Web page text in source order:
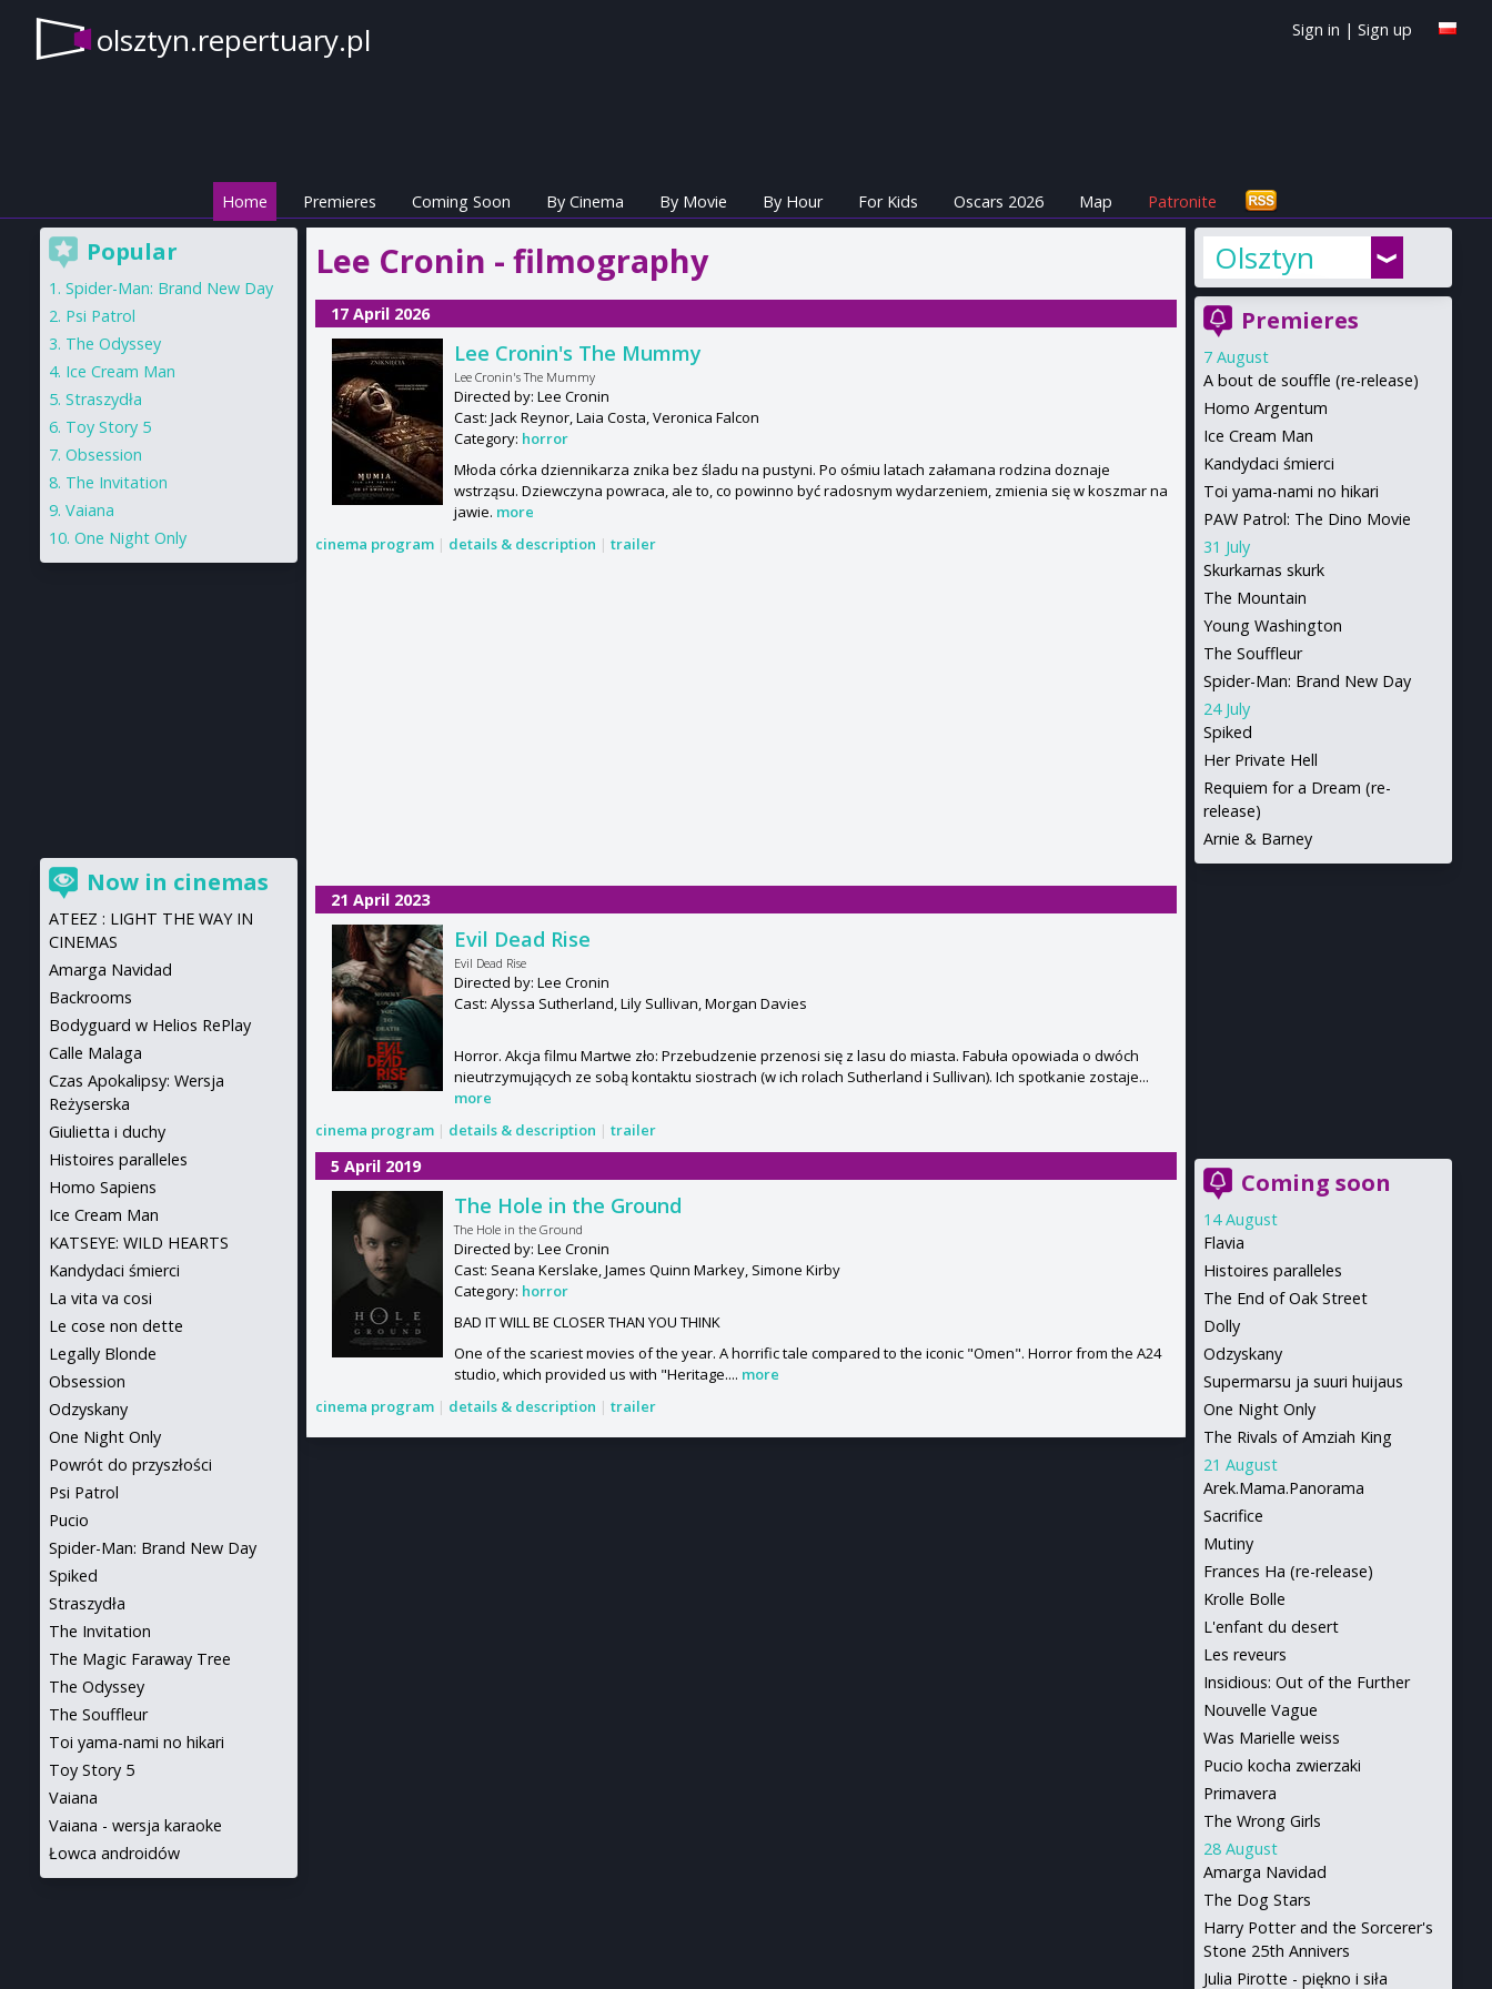
olsztyn.repertuary.pl Sign in | Sign up
Home Premieres Coming Soon By Cinema By Movie By Hour For Kids Oscars 2026 Map Patronite
Lee Cronin - filmography
17 April 2026
Lee Cronin's The Mummy
Lee Cronin's The Mummy
Directed by: Lee Cronin
Cast: Jack Reynor, Laia Costa, Veronica Falcon
Category: horror
Młoda córka dziennikarza znika bez śladu na pustyni. Po ośmiu latach załamana rodzina doznaje
wstrząsu. Dziewczyna powraca, ale to, co powinno być radosnym wydarzeniem, zmienia się w koszmar na
jawie. more
cinema program | details & description | trailer
21 April 2023
Evil Dead Rise
Evil Dead Rise
Directed by: Lee Cronin
Cast: Alyssa Sutherland, Lily Sullivan, Morgan Davies
Horror. Akcja filmu Martwe zło: Przebudzenie przenosi się z lasu do miasta. Fabuła opowiada o dwóch
nieutrzymujących ze sobą kontaktu siostrach (w ich rolach Sutherland i Sullivan). Ich spotkanie zostaje...
more
cinema program | details & description | trailer
5 April 2019
The Hole in the Ground
The Hole in the Ground
Directed by: Lee Cronin
Cast: Seana Kerslake, James Quinn Markey, Simone Kirby
Category: horror
BAD IT WILL BE CLOSER THAN YOU THINK
One of the scariest movies of the year. A horrific tale compared to the iconic "Omen". Horror from the A24
studio, which provided us with "Heritage.... more
cinema program | details & description | trailer
Olsztyn
Premieres
7 August
A bout de souffle (re-release)
Homo Argentum
Ice Cream Man
Kandydaci śmierci
Toi yama-nami no hikari
PAW Patrol: The Dino Movie
31 July
Skurkarnas skurk
The Mountain
Young Washington
The Souffleur
Spider-Man: Brand New Day
24 July
Spiked
Her Private Hell
Requiem for a Dream (re-
release)
Arnie & Barney
Coming soon
14 August
Flavia
Histoires paralleles
The End of Oak Street
Dolly
Odzyskany
Supermarsu ja suuri huijaus
One Night Only
The Rivals of Amziah King
21 August
Arek.Mama.Panorama
Sacrifice
Mutiny
Frances Ha (re-release)
Krolle Bolle
L'enfant du desert
Les reveurs
Insidious: Out of the Further
Nouvelle Vague
Was Marielle weiss
Pucio kocha zwierzaki
Primavera
The Wrong Girls
28 August
Amarga Navidad
The Dog Stars
Harry Potter and the Sorcerer's
Stone 25th Annivers
Julia Pirotte - piękno i siła
Popular
Spider-Man: Brand New Day
Psi Patrol
The Odyssey
Ice Cream Man
Straszydła
Toy Story 5
Obsession
The Invitation
Vaiana
One Night Only
Now in cinemas
ATEEZ : LIGHT THE WAY IN
CINEMAS
Amarga Navidad
Backrooms
Bodyguard w Helios RePlay
Calle Malaga
Czas Apokalipsy: Wersja
Reżyserska
Giulietta i duchy
Histoires paralleles
Homo Sapiens
Ice Cream Man
KATSEYE: WILD HEARTS
Kandydaci śmierci
La vita va cosi
Le cose non dette
Legally Blonde
Obsession
Odzyskany
One Night Only
Powrót do przyszłości
Psi Patrol
Pucio
Spider-Man: Brand New Day
Spiked
Straszydła
The Invitation
The Magic Faraway Tree
The Odyssey
The Souffleur
Toi yama-nami no hikari
Toy Story 5
Vaiana
Vaiana - wersja karaoke
Łowca androidów